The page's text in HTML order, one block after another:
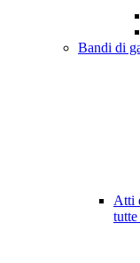
Bandi di
Atti